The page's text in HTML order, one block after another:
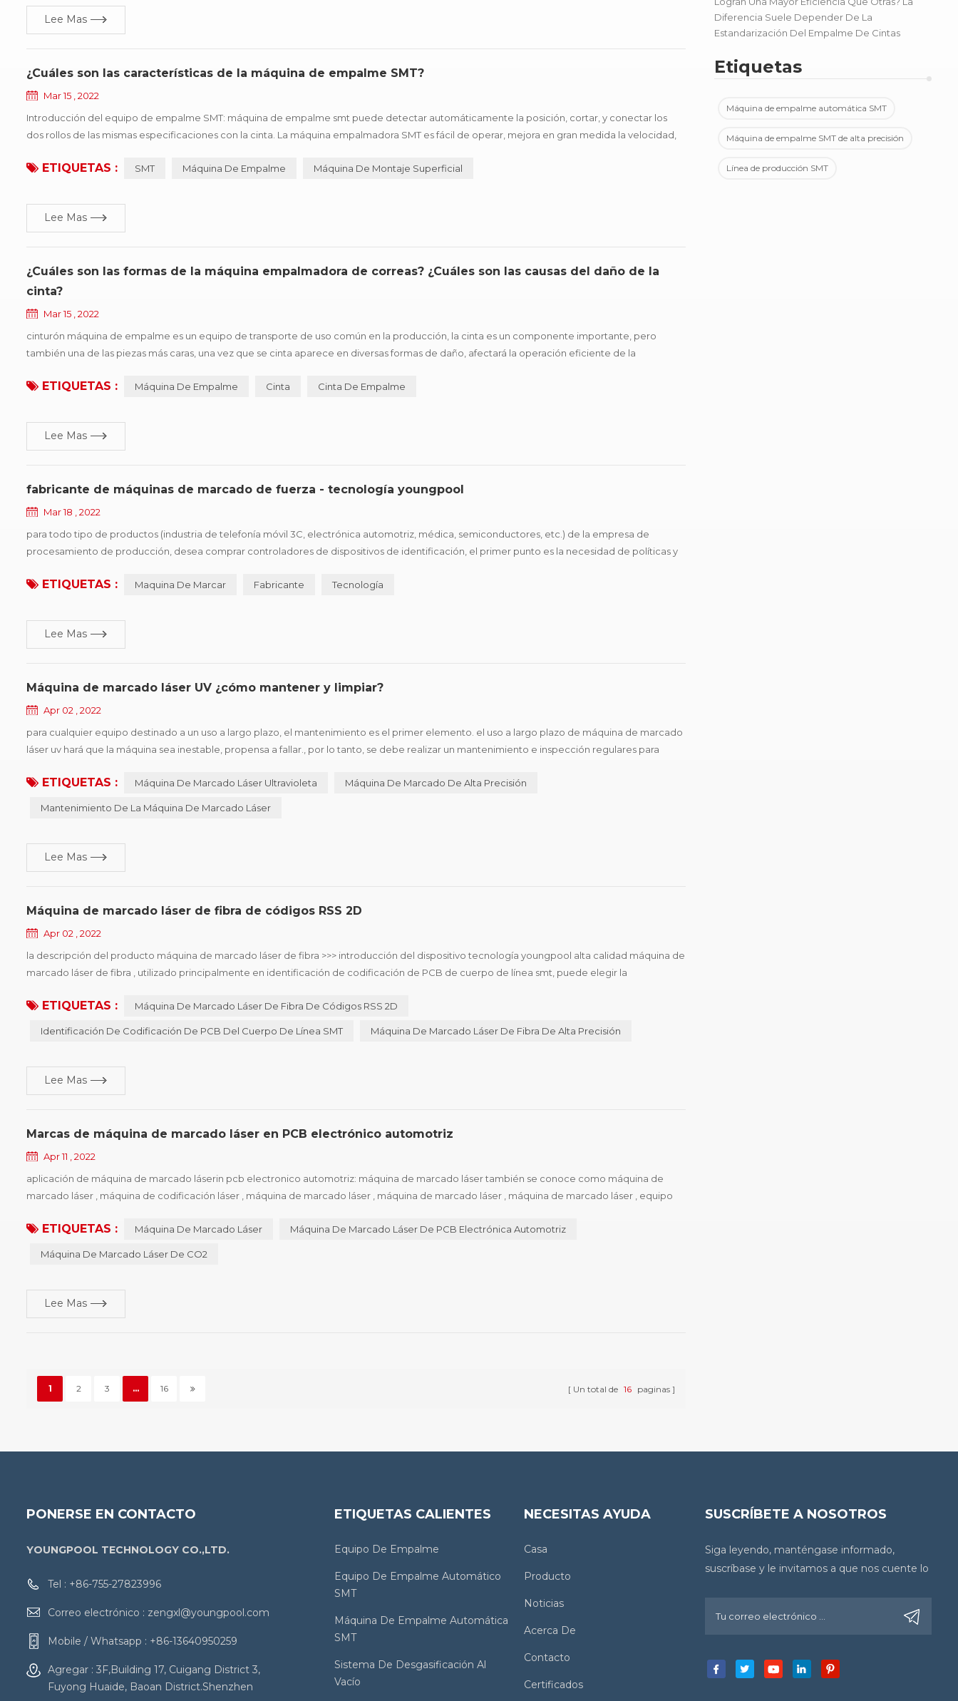
Diferencia Suele Depender De La
Estandarización Del Empalme De Cintas
Etiquetas
Máquina de empalme automática SMT
Máquina de empalme SMT de alta precisión
Línea de producción SMT
Lee Mas
¿Cuáles son las características de la máquina de empalme SMT?
Mar 15 , 2022
Introducción del equipo de empalme SMT: máquina de empalme smt puede detectar automáticamente la posición, cortar, y conectar los
dos rollos de las mismas especificaciones con la cinta. La máquina empalmadora SMT es fácil de operar, mejora en gran medida la velocidad,
ETIQUETAS : SMT Máquina De Empalme Máquina De Montaje Superficial
Lee Mas
¿Cuáles son las formas de la máquina empalmadora de correas? ¿Cuáles son las causas del daño de la
cinta?
Mar 15 , 2022
cinturón máquina de empalme es un equipo de transporte de uso común en la producción, la cinta es un componente importante, pero
también una de las piezas más caras, una vez que se cinta aparece en diversas formas de daño, afectará la operación eficiente de la
razones ...
ETIQUETAS : Máquina De Empalme Cinta Cinta De Empalme
Lee Mas
fabricante de máquinas de marcado de fuerza - tecnología youngpool
Mar 18 , 2022
para todo tipo de productos (industria de telefonía móvil 3C, electrónica automotriz, médica, semiconductores, etc.) de la empresa de
procesamiento de producción, desea comprar controladores de dispositivos de identificación, el primer punto es la necesidad de políticas y
ETIQUETAS : Maquina De Marcar Fabricante Tecnología
Lee Mas
Máquina de marcado láser UV ¿cómo mantener y limpiar?
Apr 02 , 2022
para cualquier equipo destinado a un uso a largo plazo, el mantenimiento es el primer elemento. el uso a largo plazo de máquina de marcado
láser uv hará que la máquina sea inestable, propensa a fallar., por lo tanto, se debe realizar un mantenimiento e inspección regulares para
ETIQUETAS : Máquina De Marcado Láser Ultravioleta Máquina De Marcado De Alta Precisión
Mantenimiento De La Máquina De Marcado Láser
Lee Mas
Máquina de marcado láser de fibra de códigos RSS 2D
Apr 02 , 2022
la descripción del producto máquina de marcado láser de fibra >>> introducción del dispositivo tecnología youngpool alta calidad máquina de
marcado láser de fibra , utilizado principalmente en identificación de codificación de PCB de cuerpo de línea smt, puede elegir la
ETIQUETAS : Máquina De Marcado Láser De Fibra De Códigos RSS 2D
Identificación De Codificación De PCB Del Cuerpo De Línea SMT Máquina De Marcado Láser De Fibra De Alta Precisión
Lee Mas
Marcas de máquina de marcado láser en PCB electrónico automotriz
Apr 11 , 2022
aplicación de máquina de marcado láserin pcb electronico automotriz: máquina de marcado láser también se conoce como máquina de
marcado láser , máquina de codificación láser , máquina de marcado láser , máquina de marcado láser , máquina de marcado láser , equipo
ETIQUETAS : Máquina De Marcado Láser Máquina De Marcado Láser De PCB Electrónica Automotriz
Máquina De Marcado Láser De CO2
Lee Mas
1 2 3 ... 16 Un total de 16 paginas
PONERSE EN CONTACTO
YOUNGPOOL TECHNOLOGY CO.,LTD.
Tel : +86-755-27823996
Correo electrónico : zengxl@youngpool.com
Mobile / Whatsapp : +86-13640950259
Agregar : 3F,Building 17, Cuigang District 3,
Fuyong Huaide, Baoan District.Shenzhen
ETIQUETAS CALIENTES
Equipo De Empalme
Equipo De Empalme Automático
SMT
Máquina De Empalme Automática
SMT
Sistema De Desgasificación Al
Vacío
NECESITAS AYUDA
Casa
Producto
Noticias
Acerca De
Contacto
Certificados
SUSCRÍBETE A NOSOTROS
Siga leyendo, manténgase informado,
suscríbase y le invitamos a que nos cuente lo